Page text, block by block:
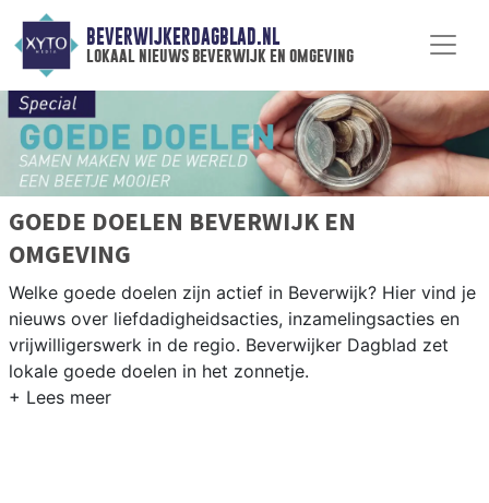
BEVERWIJKERDAGBLAD.NL
lokaal nieuws beverwijk en omgeving
GOEDE DOELEN BEVERWIJK EN
OMGEVING
Welke goede doelen zijn actief in Beverwijk? Hier vind je
nieuws over liefdadigheidsacties, inzamelingsacties en
vrijwilligerswerk in de regio. Beverwijker Dagblad zet
lokale goede doelen in het zonnetje.